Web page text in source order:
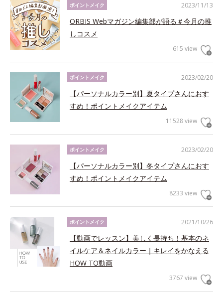
2023/11/13
ポイントメイク
ORBIS Webマガジン編集部が語る＃今月の推
しコスメ
615 view
2023/02/20
ポイントメイク
【パーソナルカラー別】夏タイプさんにおす
すめ！ポイントメイクアイテム
11528 view
2023/02/20
ポイントメイク
【パーソナルカラー別】冬タイプさんにおす
すめ！ポイントメイクアイテム
8233 view
2021/10/26
ポイントメイク
【動画でレッスン】美しく長持ち！基本のネ
イルケア＆ネイルカラー｜キレイをかなえる
HOW TO動画
3767 view